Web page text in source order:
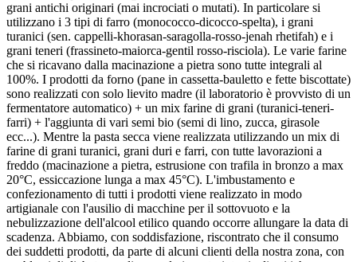
grani antichi originari (mai incrociati o mutati). In particolare si
utilizzano i 3 tipi di farro (monococco-dicocco-spelta), i grani
turanici (sen. cappelli-khorasan-saragolla-rosso-jenah rhetifah) e i
grani teneri (frassineto-maiorca-gentil rosso-risciola). Le varie farine
che si ricavano dalla macinazione a pietra sono tutte integrali al
100%. I prodotti da forno (pane in cassetta-bauletto e fette biscottate)
sono realizzati con solo lievito madre (il laboratorio è provvisto di un
fermentatore automatico) + un mix farine di grani (turanici-teneri-
farri) + l'aggiunta di vari semi bio (semi di lino, zucca, girasole
ecc...). Mentre la pasta secca viene realizzata utilizzando un mix di
farine di grani turanici, grani duri e farri, con tutte lavorazioni a
freddo (macinazione a pietra, estrusione con trafila in bronzo a max
20°C, essiccazione lunga a max 45°C). L'imbustamento e
confezionamento di tutti i prodotti viene realizzato in modo
artigianale con l'ausilio di macchine per il sottovuoto e la
nebulizzazione dell'alcool etilico quando occorre allungare la data di
scadenza. Abbiamo, con soddisfazione, riscontrato che il consumo
dei suddetti prodotti, da parte di alcuni clienti della nostra zona, con